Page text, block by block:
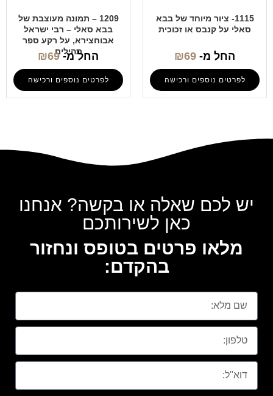
1115- ציור מיוחד של בבא
סאלי על קנבס או זכוכית
החל מ- ₪69
לפרטים נוספים ורכישה
1209 – תמונה מעוצבת של
בבא סאלי – רבי ישראל
אבוחצירא, על רקע ספר
תהילים
החל מ- ₪69
לפרטים נוספים ורכישה
יש לכם שאלה או בקשה? אנחנו
כאן לשירותכם
מלאו פרטים בטופס ונחזור
בהקדם: